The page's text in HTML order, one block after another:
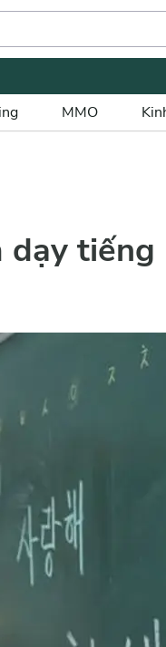
MMO
tiếng